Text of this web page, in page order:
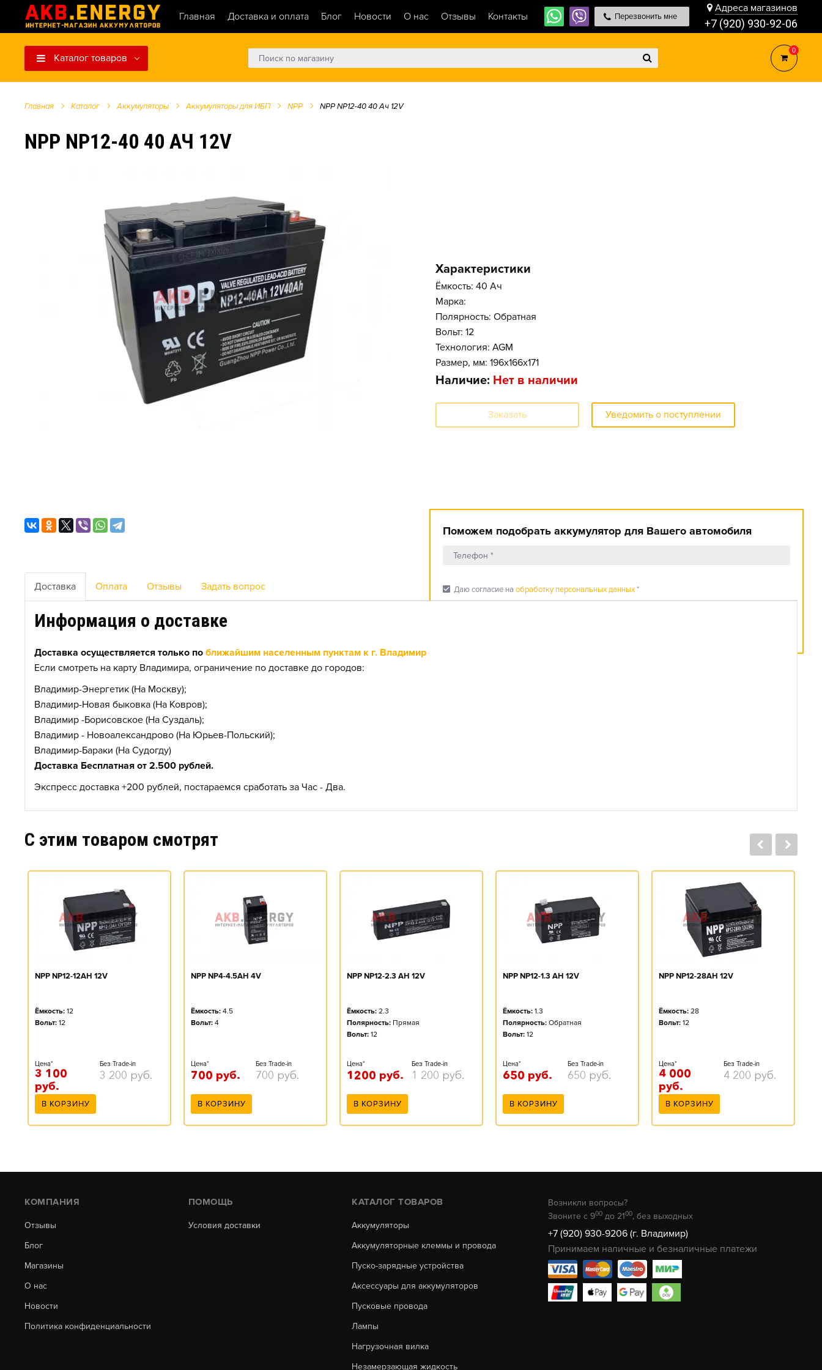
Главная Доставка и оплата Блог Новости О нас Отзывы Контакты Перезвонить мне
Адреса магазинов
+7 (920) 930-92-06
Каталог товаров
0
Главная Каталог Аккумуляторы Аккумуляторы для ИБП NPP NPP NP12-40 40 Ач 12V
NPP NP12-40 40 АЧ 12V
Характеристики
Ёмкость: 40 Ач
Марка:
Полярность: Обратная
Вольт: 12
Технология: AGM
Размер, мм: 196x166x171
Наличие: Нет в наличии
Заказать Уведомить о поступлении
Поможем подобрать аккумулятор для Вашего автомобиля
check_box Даю согласие на обработку персональных данных*
Доставка Оплата Отзывы Задать вопрос
Информация о доставке
Доставка осуществляется только по ближайшим населенным пунктам к г. Владимир
Если смотреть на карту Владимира, ограничение по доставке до городов:
Владимир-Энергетик (На Москву);
Владимир-Новая быковка (На Ковров);
Владимир -Борисовское (На Суздаль);
Владимир - Новоалександрово (На Юрьев-Польский);
Владимир-Бараки (На Судогду)
Доставка Бесплатная от 2.500 рублей.
Экспресс доставка +200 рублей, постараемся сработать за Час - Два.
C этим товаром смотрят
NPP NP12-12AH 12V
Ёмкость: 12
Вольт: 12
Цена*
3 100
руб.
Без Trade-in
3 200 руб.
В КОРЗИНУ
NPP NP4-4.5AH 4V
Ёмкость: 4.5
Вольт: 4
Цена*
700 руб.
Без Trade-in
700 руб.
В КОРЗИНУ
NPP NP12-2.3 AH 12V
Ёмкость: 2.3
Полярность: Прямая
Вольт: 12
Цена*
1200 руб.
Без Trade-in
1 200 руб.
В КОРЗИНУ
NPP NP12-1.3 AH 12V
Ёмкость: 1.3
Полярность: Обратная
Вольт: 12
Цена*
650 руб.
Без Trade-in
650 руб.
В КОРЗИНУ
NPP NP12-28AH 12V
Ёмкость: 28
Вольт: 12
Цена*
4 000
руб.
Без Trade-in
4 200 руб.
В КОРЗИНУ
КОМПАНИЯ
Отзывы
Блог
Магазины
О нас
Новости
Политика конфиденциальности
ПОМОЩЬ
Условия доставки
КАТАЛОГ ТОВАРОВ
Аккумуляторы
Аккумуляторные клеммы и провода
Пуско-зарядные устройства
Аксессуары для аккумуляторов
Пусковые провода
Лампы
Нагрузочная вилка
Незамерзающая жидкость
Возникли вопросы?
Звоните с 900 до 2100, без выходных
+7 (920) 930-9206 (г. Владимир)
Принимаем наличные и безналичные платежи